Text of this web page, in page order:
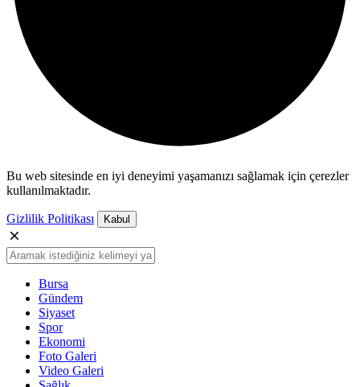
Bu web sitesinde en iyi deneyimi yaşamanızı sağlamak için çerezler
kullanılmaktadır.
Gizlilik Politikası Kabul
Bursa
Gündem
Siyaset
Spor
Ekonomi
Foto Galeri
Video Galeri